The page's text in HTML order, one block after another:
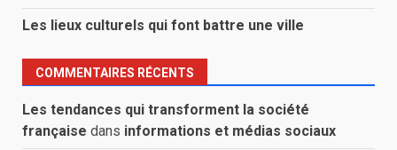
Les lieux culturels qui font battre une ville
COMMENTAIRES RÉCENTS
Les tendances qui transforment la société
française dans informations et médias sociaux